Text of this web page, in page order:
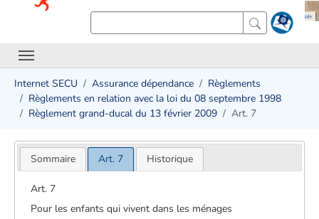
Internet SECU Assurance dépendance
Règlements
Règlements en relation avec la loi du 08 septembre 1998
Règlement grand-ducal du 13 février 2009
Art. 7
Sommaire Art. 7 Historique
Art. 7
Pour les enfants qui vivent dans les ménages